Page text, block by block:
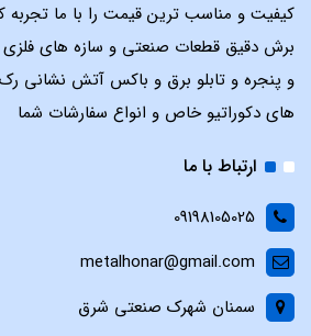
کیفیت و مناسب ترین قیمت را با ما
برش دقیق قطعات صنعتی و سازه های فلزی
و پنجره و تابلو برق و باکس آتش نشانی
های دکوراتیو خاص و انواع سفارشات شما
ارتباط با ما
09198105025
metalhonar@gmail.com
سمنان شهرک صنعتی شرق